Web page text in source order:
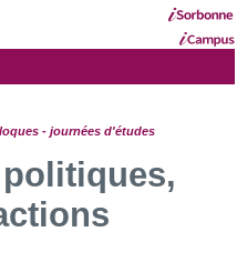
- journées d'études